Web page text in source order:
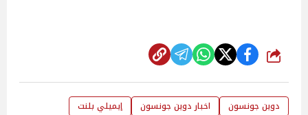
شارك
دوين جونسون اخبار دوين جونسون
إيميلي بلنت